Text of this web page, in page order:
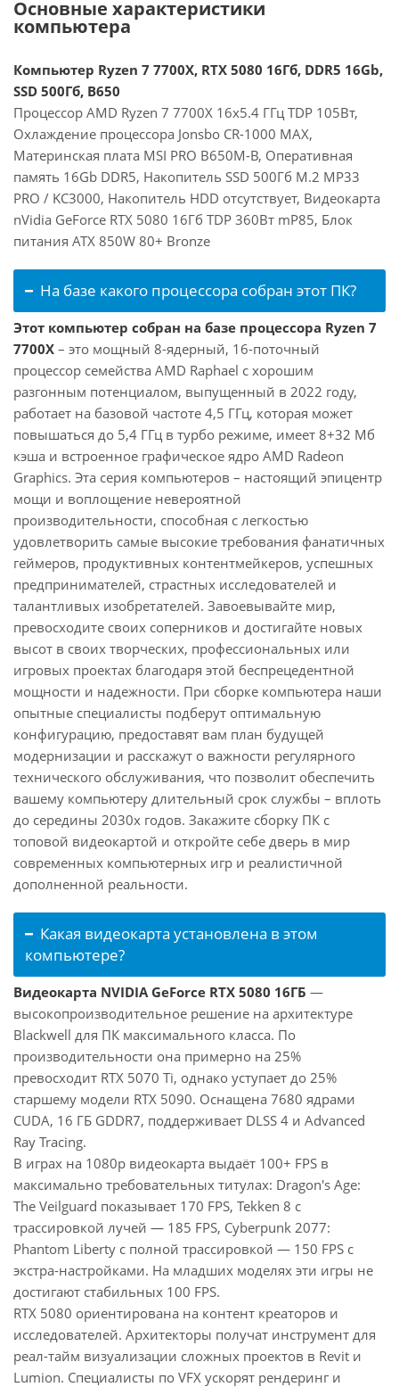
Основные характеристики
компьютера
Компьютер Ryzen 7 7700X, RTX 5080 16Гб, DDR5 16Gb,
SSD 500Гб, B650
Процессор AMD Ryzen 7 7700X 16x5.4 ГГц TDP 105Вт,
Охлаждение процессора Jonsbo CR-1000 MAX,
Материнская плата MSI PRO B650M-B, Оперативная
память 16Gb DDR5, Накопитель SSD 500Гб M.2 MP33
PRO / KC3000, Накопитель HDD отсутствует, Видеокарта
nVidia GeForce RTX 5080 16Гб TDP 360Вт mP85, Блок
питания ATX 850W 80+ Bronze
На базе какого процессора собран этот ПК?
Этот компьютер собран на базе процессора Ryzen 7
7700X – это мощный 8-ядерный, 16-поточный
процессор семейства AMD Raphael с хорошим
разгонным потенциалом, выпущенный в 2022 году,
работает на базовой частоте 4,5 ГГц, которая может
повышаться до 5,4 ГГц в турбо режиме, имеет 8+32 Мб
кэша и встроенное графическое ядро AMD Radeon
Graphics. Эта серия компьютеров – настоящий эпицентр
мощи и воплощение невероятной
производительности, способная с легкостью
удовлетворить самые высокие требования фанатичных
геймеров, продуктивных контентмейкеров, успешных
предпринимателей, страстных исследователей и
талантливых изобретателей. Завоевывайте мир,
превосходите своих соперников и достигайте новых
высот в своих творческих, профессиональных или
игровых проектах благодаря этой беспрецедентной
мощности и надежности. При сборке компьютера наши
опытные специалисты подберут оптимальную
конфигурацию, предоставят вам план будущей
модернизации и расскажут о важности регулярного
технического обслуживания, что позволит обеспечить
вашему компьютеру длительный срок службы – вплоть
до середины 2030х годов. Закажите сборку ПК с
топовой видеокартой и откройте себе дверь в мир
современных компьютерных игр и реалистичной
дополненной реальности.
Какая видеокарта установлена в этом
компьютере?
Видеокарта NVIDIA GeForce RTX 5080 16ГБ —
высокопроизводительное решение на архитектуре
Blackwell для ПК максимального класса. По
производительности она примерно на 25%
превосходит RTX 5070 Ti, однако уступает до 25%
старшему модели RTX 5090. Оснащена 7680 ядрами
CUDA, 16 ГБ GDDR7, поддерживает DLSS 4 и Advanced
Ray Tracing.
В играх на 1080p видеокарта выдаёт 100+ FPS в
максимально требовательных титулах: Dragon's Age:
The Veilguard показывает 170 FPS, Tekken 8 с
трассировкой лучей — 185 FPS, Cyberpunk 2077:
Phantom Liberty с полной трассировкой — 150 FPS с
экстра-настройками. На младших моделях эти игры не
достигают стабильных 100 FPS.
RTX 5080 ориентирована на контент креаторов и
исследователей. Архитекторы получат инструмент для
реал-тайм визуализации сложных проектов в Revit и
Lumion. Специалисты по VFX ускорят рендеринг и